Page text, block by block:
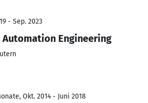
- Sep. 2023
Engineering
Okt. 2014 - Juni 2018